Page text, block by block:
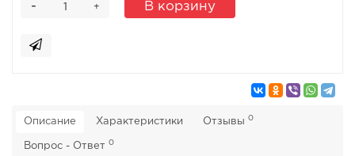
+
- В корзину
Описание Характеристики Отзывы 0
Вопрос - Ответ 0